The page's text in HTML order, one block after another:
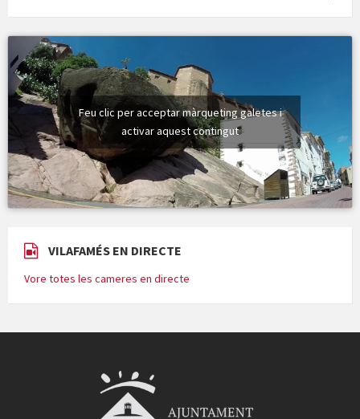
Feu clic per acceptar màrqueting galetes i
activar aquest contingut
VILAFAMÉS EN DIRECTE
Vore totes les cameres en directe